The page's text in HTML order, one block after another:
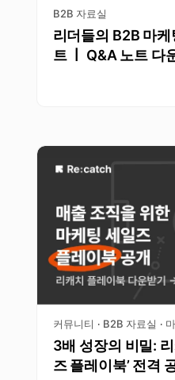
B2B 자료실
리더들의 B2B 마
트 ￜ Q&A 노트 다
커뮤니티 · B2B 자료실 ·
3배 성장의 비밀:
즈 플레이북’ 전격